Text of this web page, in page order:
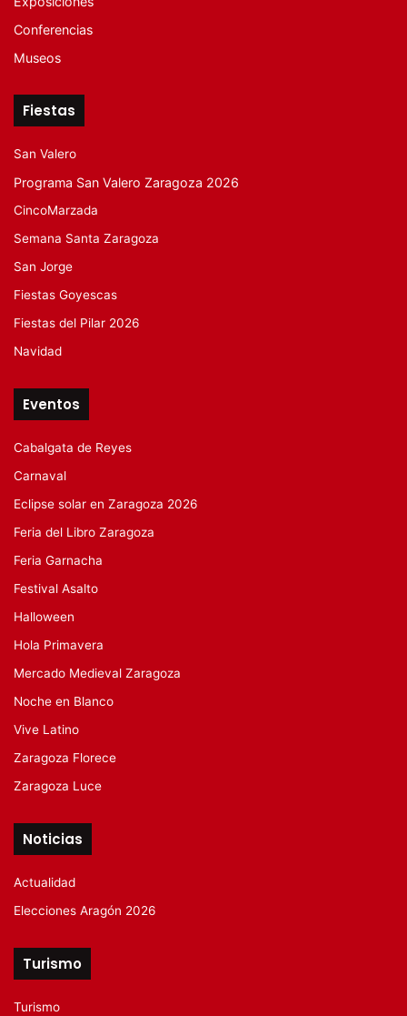
Conferencias
Museos
Fiestas
San Valero
Programa San Valero Zaragoza 2026
CincoMarzada
Semana Santa Zaragoza
San Jorge
Fiestas Goyescas
Fiestas del Pilar 2026
Navidad
Eventos
Cabalgata de Reyes
Carnaval
Eclipse solar en Zaragoza 2026
Feria del Libro Zaragoza
Feria Garnacha
Festival Asalto
Halloween
Hola Primavera
Mercado Medieval Zaragoza
Noche en Blanco
Vive Latino
Zaragoza Florece
Zaragoza Luce
Noticias
Actualidad
Elecciones Aragón 2026
Turismo
Turismo